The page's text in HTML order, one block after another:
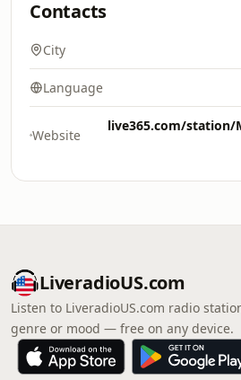
Contacts
City
Language
Website
live365.com/station/
LiveradioUS.com
Listen to LiveradioUS.com radio
genre or mood — free on any device.